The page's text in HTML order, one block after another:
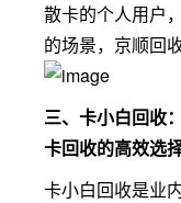
散卡的个人用户
的场景，京顺回
三、卡小白回收
卡回收的高效选
卡小白回收是业